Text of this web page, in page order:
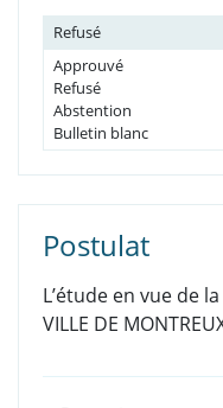
Refusé
Approuvé
Refusé
Abstention
Bulletin blanc
Postulat
L’étude en vue de
VILLE DE